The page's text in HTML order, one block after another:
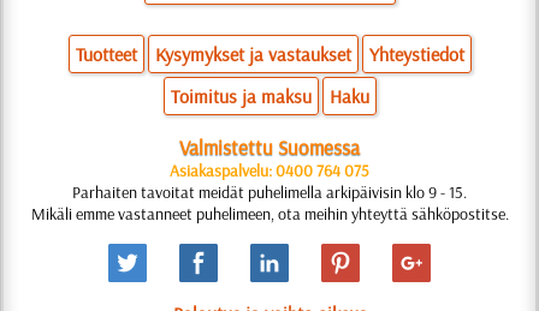
Tuotteet Kysymykset ja vastaukset
Yhteystiedot
Toimitus ja maksu
Haku
Valmistettu Suomessa
Asiakaspalvelu: 0400 764 075
Parhaiten tavoitat meidät puhelimella arkipäivisin klo 9 - 15.
Mikäli emme vastanneet puhelimeen, ota meihin yhteyttä sähköpostitse.